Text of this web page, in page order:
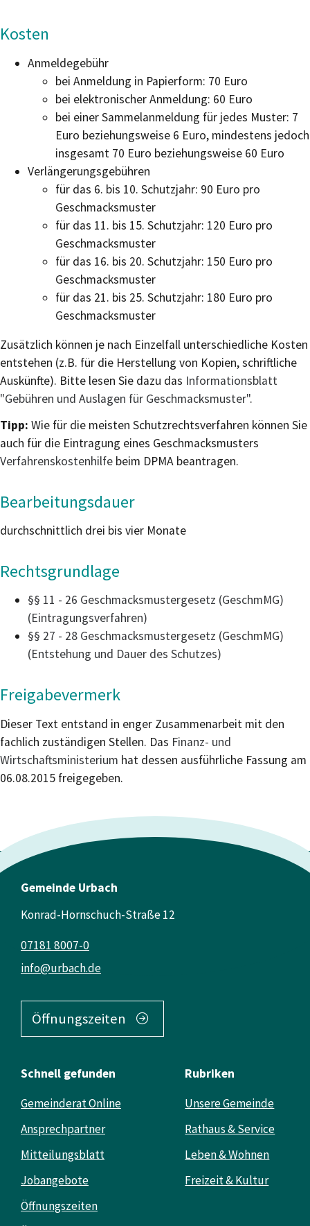
Kosten
Anmeldegebühr
bei Anmeldung in Papierform: 70 Euro
bei elektronischer Anmeldung: 60 Euro
bei einer Sammelanmeldung für jedes Muster: 7
Euro beziehungsweise 6 Euro, mindestens jedoch
insgesamt 70 Euro beziehungsweise 60 Euro
Verlängerungsgebühren
für das 6. bis 10. Schutzjahr: 90 Euro pro
Geschmacksmuster
für das 11. bis 15. Schutzjahr: 120 Euro pro
Geschmacksmuster
für das 16. bis 20. Schutzjahr: 150 Euro pro
Geschmacksmuster
für das 21. bis 25. Schutzjahr: 180 Euro pro
Geschmacksmuster
Zusätzlich können je nach Einzelfall unterschiedliche Kosten
entstehen (z.B. für die Herstellung von Kopien, schriftliche
Auskünfte). Bitte lesen Sie dazu das Informationsblatt
"Gebühren und Auslagen für Geschmacksmuster".
Tipp: Wie für die meisten Schutzrechtsverfahren können Sie
auch für die Eintragung eines Geschmacksmusters
Verfahrenskostenhilfe beim DPMA beantragen.
Bearbeitungsdauer
durchschnittlich drei bis vier Monate
Rechtsgrundlage
§§ 11 - 26 Geschmacksmustergesetz (GeschmMG)
(Eintragungsverfahren)
§§ 27 - 28 Geschmacksmustergesetz (GeschmMG)
(Entstehung und Dauer des Schutzes)
Freigabevermerk
Dieser Text entstand in enger Zusammenarbeit mit den
fachlich zuständigen Stellen. Das Finanz- und
Wirtschaftsministerium hat dessen ausführliche Fassung am
06.08.2015 freigegeben.
Gemeinde Urbach
Konrad-Hornschuch-Straße 12
info@urbach.de
07181 8007-0
Öffnungszeiten
Schnell gefunden
Gemeinderat Online
Ansprechpartner
Mitteilungsblatt
Jobangebote
Öffnungszeiten
Rubriken
Unsere Gemeinde
Rathaus & Service
Leben & Wohnen
Freizeit & Kultur